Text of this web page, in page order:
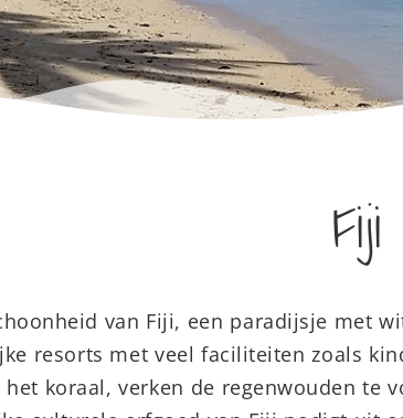
Fiji
van Fiji, een paradijsje met
resorts met veel faciliteiten zoals
koraal, verken de regenwouden